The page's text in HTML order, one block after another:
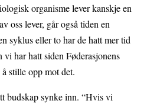
organisme lever kanskje en
oss lever, går også tiden en
syklus eller to har de hatt mer tid
har hatt siden Føderasjonens
stille opp mot det.
budskap synke inn. “Hvis vi